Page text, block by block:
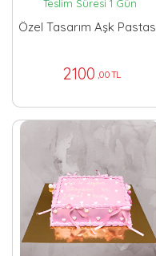
Teslim Süresi 1 Gün
Özel Tasarım Aşk
2100 ,00 TL